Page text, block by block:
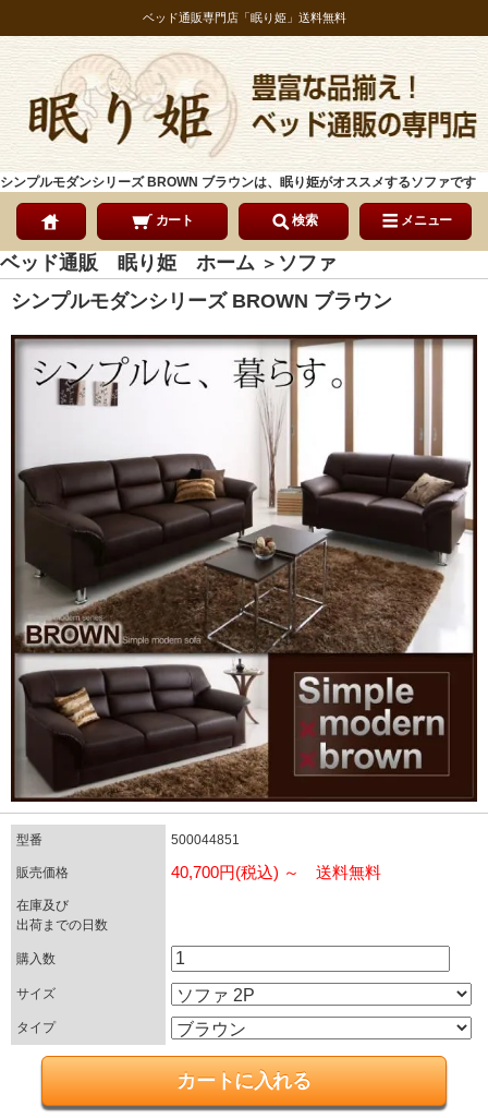
ベッド通販専門店「眠り姫」送料無料
シンプルモダンシリーズ BROWN ブラウンは、眠り姫がオススメするソファです
カート 検索 メニュー
ベッド通販 眠り姫 ホーム ＞ ソファ
シンプルモダンシリーズ BROWN ブラウン
型番 500044851
販売価格 40,700円(税込) ～ 送料無料
在庫及び
出荷までの日数
購入数
サイズ
タイプ